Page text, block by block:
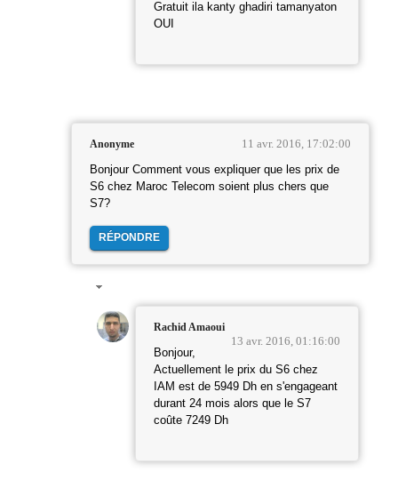
Gratuit ila kanty ghadiri tamanyaton
OUI
Anonyme 11 avr. 2016, 17:02:00
Bonjour Comment vous expliquer que les prix de
S6 chez Maroc Telecom soient plus chers que
S7?
RÉPONDRE
Rachid Amaoui
13 avr. 2016, 01:16:00
Bonjour,
Actuellement le prix du S6 chez
IAM est de 5949 Dh en s'engageant
durant 24 mois alors que le S7
coûte 7249 Dh